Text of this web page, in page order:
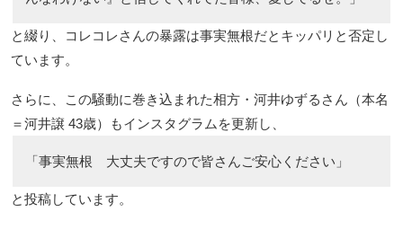
と綴り、コレコレさんの暴露は事実無根だとキッパリと否定し
ています。
さらに、この騒動に巻き込まれた相方・河井ゆずるさん（本名
＝河井譲 43歳）もインスタグラムを更新し、
「事実無根 大丈夫ですので皆さんご安心ください」
と投稿しています。